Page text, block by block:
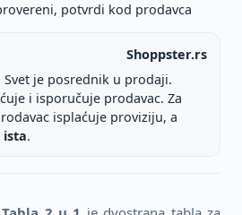
potvrdi kod prodavca
Shoppster.rs
Svet je posrednik u prodaji.
i isporučuje prodavac. Za
isplaćuje proviziju, a
ista.